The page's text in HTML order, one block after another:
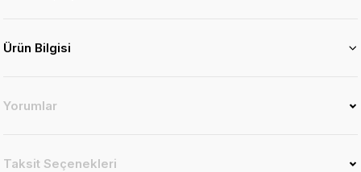
Ürün Bilgisi
Yorumlar
Taksit Seçenekleri